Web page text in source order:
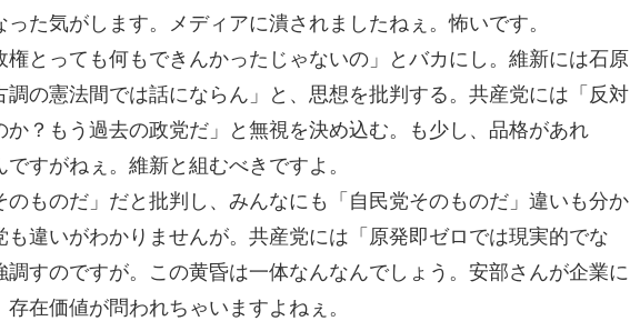
た気がします。メディアに潰されましたねぇ。怖いです。
とっても何もできんかったじゃないの」とバカにし。維新には石原
調の憲法間では話にならん」と、思想を批判する。共産党には「反対
か？もう過去の政党だ」と無視を決め込む。も少し、品格があれ
すがねぇ。維新と組むべきですよ。
のものだ」だと批判し、みんなにも「自民党そのものだ」違いも分か
も違いがわかりませんが。共産党には「原発即ゼロでは現実的でな
すのですが。この黄昏は一体なんなんでしょう。安部さんが企業に
在価値が問われちゃいますよねぇ。